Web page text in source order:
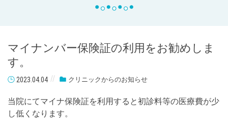
マイナンバー保険証の利用をお勧めしま
す。
2023.04.04 クリニックからのお知らせ
当院にてマイナ保険証を利用すると初診料等の医療費が少
し低くなります。